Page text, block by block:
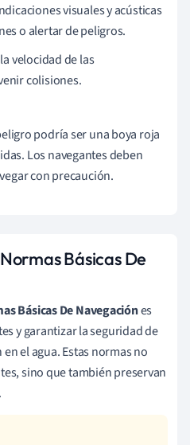
visuales y acústicas
o alertar de peligros.
velocidad de las
colisiones.
podría ser una boya roja
Los navegantes deben
con precaución.
Básicas De
Básicas De Navegaciónes
y garantizar la seguridad de
el agua. Estas normas no
sino que también preservan